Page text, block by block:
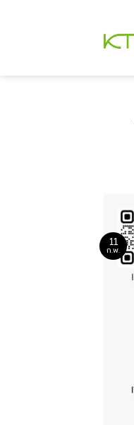
11
ก.พ.